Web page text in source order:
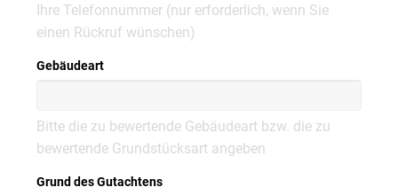
Ihre Telefonnummer (nur erforderlich, wenn Sie
einen Rückruf wünschen)
Gebäudeart
Bitte die zu bewertende Gebäudeart bzw. die zu
bewertende Grundstücksart angeben
Grund des Gutachtens